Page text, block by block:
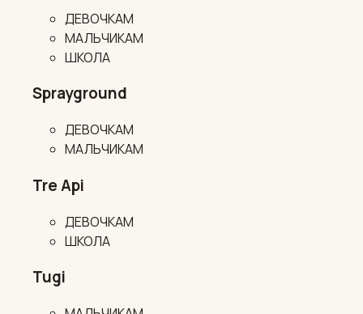
ДЕВОЧКАМ
МАЛЬЧИКАМ
ШКОЛА
Sprayground
ДЕВОЧКАМ
МАЛЬЧИКАМ
Tre Api
ДЕВОЧКАМ
ШКОЛА
Tugi